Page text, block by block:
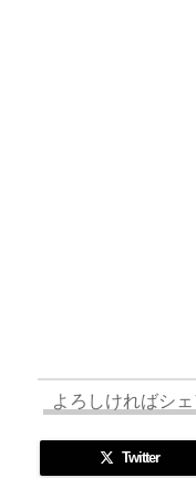
よろしければシ
Twitter